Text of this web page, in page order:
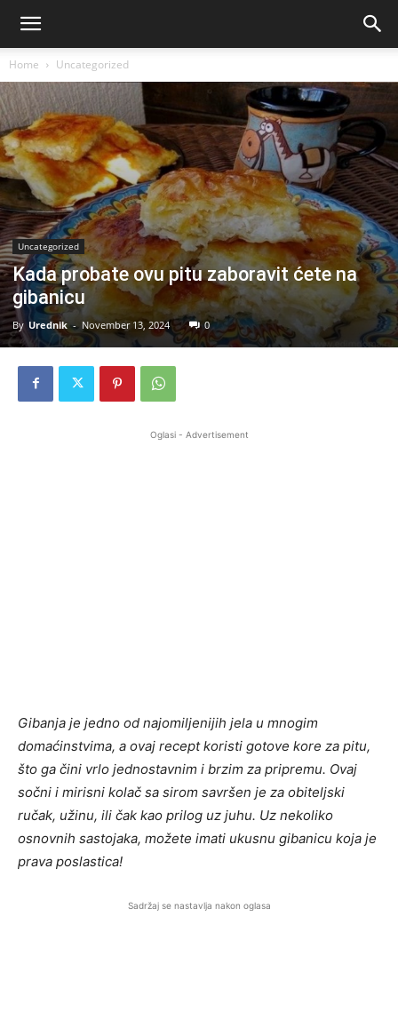
Home Uncategorized
Uncategorized
Kada probate ovu pitu zaboravit ćete na
gibanicu
By Urednik - November 13, 2024 0
Oglasi - Advertisement
Gibanja je jedno od najomiljenijih jela u mnogim
domaćinstvima, a ovaj recept koristi gotove kore za pitu,
što ga čini vrlo jednostavnim i brzim za pripremu. Ovaj
sočni i mirisni kolač sa sirom savršen je za obiteljski
ručak, užinu, ili čak kao prilog uz juhu. Uz nekoliko
osnovnih sastojaka, možete imati ukusnu gibanicu koja je
prava poslastica!
Sadržaj se nastavlja nakon oglasa